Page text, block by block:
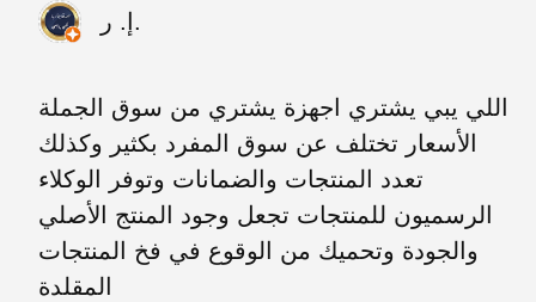
إ. ر.
اللي يبي يشتري اجهزة يشتري من سوق الجملة
الأسعار تختلف عن سوق المفرد بكثير وكذلك
تعدد المنتجات والضمانات وتوفر الوكلاء
الرسميون للمنتجات تجعل وجود المنتج الأصلي
والجودة وتحميك من الوقوع في فخ المنتجات
المقلدة